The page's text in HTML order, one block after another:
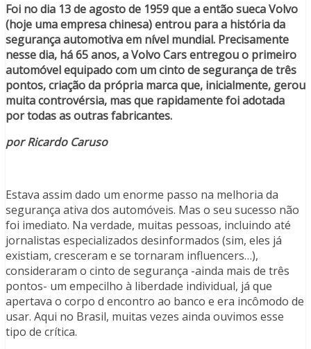
Foi no dia 13 de agosto de 1959 que a então sueca Volvo
(hoje uma empresa chinesa) entrou para a história da
segurança automotiva em nível mundial. Precisamente
nesse dia, há 65 anos, a Volvo Cars entregou o primeiro
automóvel equipado com um cinto de segurança de três
pontos, criação da própria marca que, inicialmente, gerou
muita controvérsia, mas que rapidamente foi adotada
por todas as outras fabricantes.
por Ricardo Caruso
Estava assim dado um enorme passo na melhoria da
segurança ativa dos automóveis. Mas o seu sucesso não
foi imediato. Na verdade, muitas pessoas, incluindo até
jornalistas especializados desinformados (sim, eles já
existiam, cresceram e se tornaram influencers…),
consideraram o cinto de segurança -ainda mais de três
pontos- um empecilho à liberdade individual, já que
apertava o corpo d encontro ao banco e era incômodo de
usar. Aqui no Brasil, muitas vezes ainda ouvimos esse
tipo de crítica.